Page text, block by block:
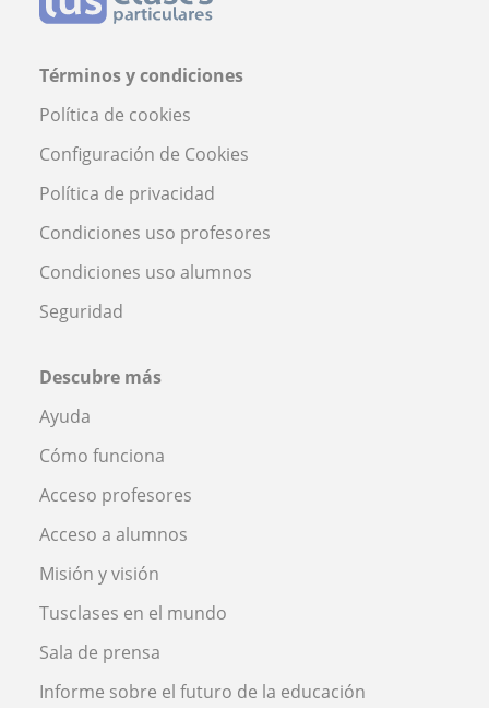
Términos y condiciones
Política de cookies
Configuración de Cookies
Política de privacidad
Condiciones uso profesores
Condiciones uso alumnos
Seguridad
Descubre más
Ayuda
Cómo funciona
Acceso profesores
Acceso a alumnos
Misión y visión
Tusclases en el mundo
Sala de prensa
Informe sobre el futuro de la educación